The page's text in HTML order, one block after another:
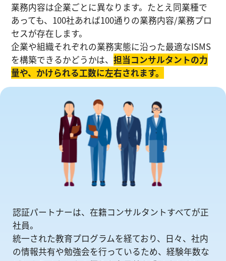
業務内容は企業ごとに異なります。たとえ同業種で
あっても、100社あれば100通りの業務内容/業務プロ
セスが存在します。
企業や組織それぞれの業務実態に沿った最適なISMS
を構築できるかどうかは、担当コンサルタントの⼒
量や、かけられる工数に左右されます。
認証パートナーは、在籍コンサルタントすべてが正
社員。
統一された教育プログラムを経ており、日々、社内
の情報共有や勉強会を⾏っているため、経験年数な